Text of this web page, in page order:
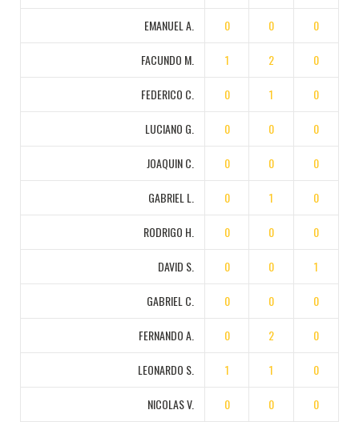
EMANUEL A. 0 0 0
FACUNDO M. 1 2 0
FEDERICO C. 0 1 0
LUCIANO G. 0 0 0
JOAQUIN C. 0 0 0
GABRIEL L. 0 1 0
RODRIGO H. 0 0 0
DAVID S. 0 0 1
GABRIEL C. 0 0 0
FERNANDO A. 0 2 0
LEONARDO S. 1 1 0
NICOLAS V. 0 0 0